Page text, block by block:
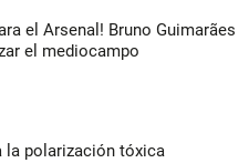
el Arsenal! Bruno Guimarães
el mediocampo
la polarización tóxica